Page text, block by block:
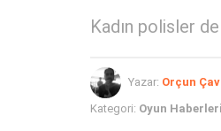
Kadın polisler
Yazar: Orçun
Kategori: Oyun Haberleri